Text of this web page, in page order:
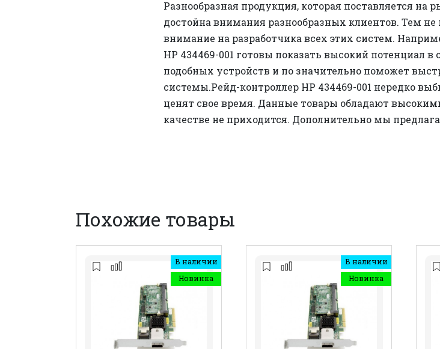
Разнообразная продукция, которая поставляется на
достойна внимания разнообразных клиентов. Тем не
внимание на разработчика всех этих систем.
HP 434469-001 готовы показать высокий потенциал в
подобных устройств и по значительно поможет
системы.Рейд-контроллер HP 434469-001 нередко
ценят свое время. Данные товары обладают
качестве не приходится. Дополнительно мы
Похожие товары
В наличии
Новинка
В наличии
Новинка